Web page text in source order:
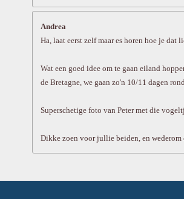
Andrea
Ha, laat eerst zelf maar es horen hoe je
Wat een goed idee om te gaan eiland
de Bretagne, we gaan zo'n 10/11 dagen
Superschetige foto van Peter met die
Dikke zoen voor jullie beiden, en